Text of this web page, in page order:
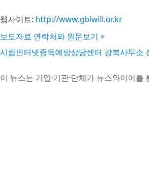
웹사이트: http://www.gbiwill.or.kr
보도자료 연락처와 원문보기 >
시립인터넷중독예방상담센터 강북사무소
이 뉴스는 기업·기관·단체가 뉴스와이어